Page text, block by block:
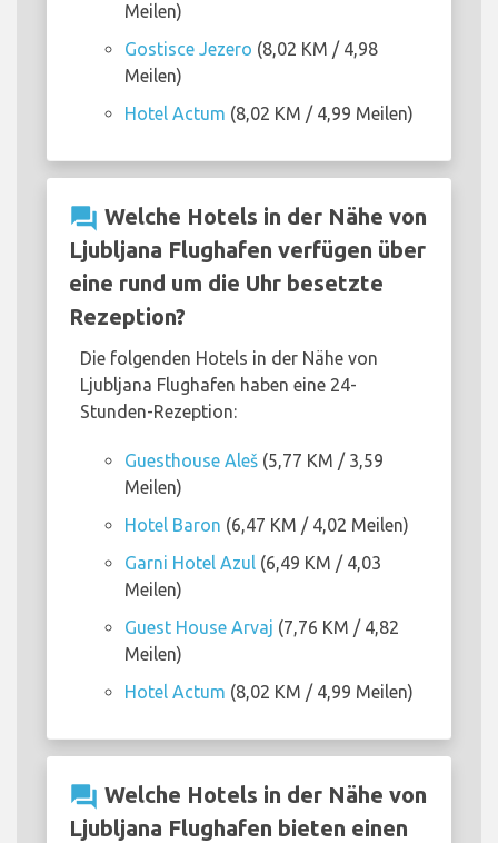
Meilen)
Gostisce Jezero (8,02 KM / 4,98
Meilen)
Hotel Actum (8,02 KM / 4,99 Meilen)
question_answer Welche Hotels in der Nähe von
Ljubljana Flughafen verfügen über
eine rund um die Uhr besetzte
Rezeption?
Die folgenden Hotels in der Nähe von
Ljubljana Flughafen haben eine 24-
Stunden-Rezeption:
Guesthouse Aleš (5,77 KM / 3,59
Meilen)
Hotel Baron (6,47 KM / 4,02 Meilen)
Garni Hotel Azul (6,49 KM / 4,03
Meilen)
Guest House Arvaj (7,76 KM / 4,82
Meilen)
Hotel Actum (8,02 KM / 4,99 Meilen)
question_answer Welche Hotels in der Nähe von
Ljubljana Flughafen bieten einen